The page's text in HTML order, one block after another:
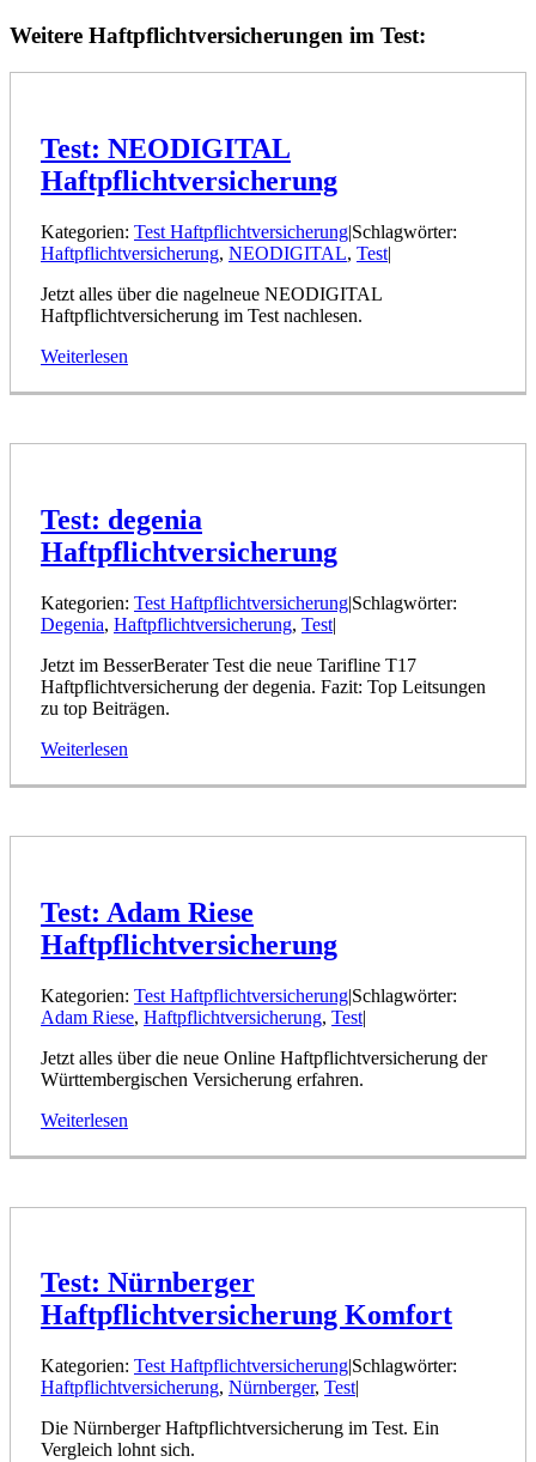
Weitere Haftpflichtversicherungen im Test:
Test: NEODIGITAL
Haftpflichtversicherung
Kategorien: Test Haftpflichtversicherung|Schlagwörter:
Haftpflichtversicherung, NEODIGITAL, Test|
Jetzt alles über die nagelneue NEODIGITAL
Haftpflichtversicherung im Test nachlesen.
Weiterlesen
Test: degenia
Haftpflichtversicherung
Kategorien: Test Haftpflichtversicherung|Schlagwörter:
Degenia, Haftpflichtversicherung, Test|
Jetzt im BesserBerater Test die neue Tarifline T17
Haftpflichtversicherung der degenia. Fazit: Top Leitsungen
zu top Beiträgen.
Weiterlesen
Test: Adam Riese
Haftpflichtversicherung
Kategorien: Test Haftpflichtversicherung|Schlagwörter:
Adam Riese, Haftpflichtversicherung, Test|
Jetzt alles über die neue Online Haftpflichtversicherung der
Württembergischen Versicherung erfahren.
Weiterlesen
Test: Nürnberger
Haftpflichtversicherung Komfort
Kategorien: Test Haftpflichtversicherung|Schlagwörter:
Haftpflichtversicherung, Nürnberger, Test|
Die Nürnberger Haftpflichtversicherung im Test. Ein
Vergleich lohnt sich.